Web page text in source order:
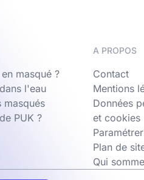
masqué ?
l'eau
masqués
PUK ?
A PROPOS
Contact
Mentions
Données
et cookies
Plan de
Qui